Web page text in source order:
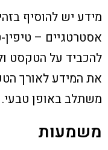
מידע יש להוסיף
אסטרטגיים –
להכביד על הטקסט
את המידע לאורך
משתלב באופן טבעי.
משמעות